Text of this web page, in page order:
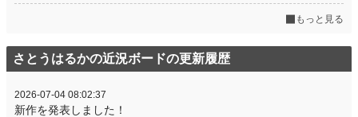
もっと見る
さとうはるかの近況ボードの更新履歴
2026-07-04 08:02:37
新作を発表しました！